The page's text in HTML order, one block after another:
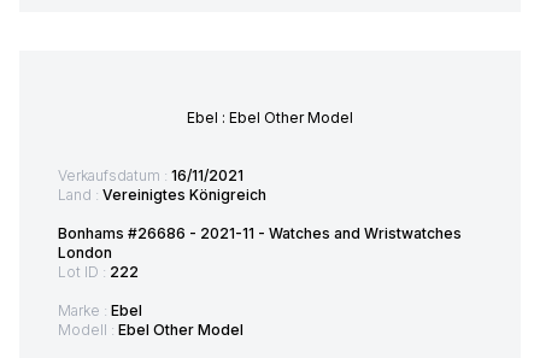
Ebel : Ebel Other Model
Verkaufsdatum : 16/11/2021
Land : Vereinigtes Königreich
Bonhams #26686 - 2021-11 - Watches and Wristwatches
London
Lot ID : 222
Marke : Ebel
Modell : Ebel Other Model